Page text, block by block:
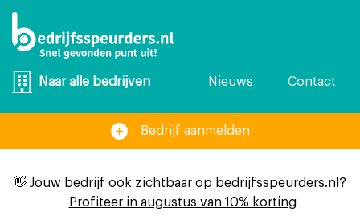
Naar alle bedrijven Nieuws Contact
Bedrijf aanmelden
👋 Jouw bedrijf ook zichtbaar op bedrijfsspeurders.nl?
Profiteer in augustus van 10% korting